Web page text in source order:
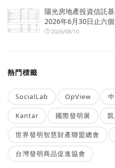
陽光房地產投資信託
2026年6月30日止六
2026/08/10
熱門標籤
SocialLab OpView
Kantar 國際發明展
世界發明智慧財產聯盟總會
台灣發明商品促進協會